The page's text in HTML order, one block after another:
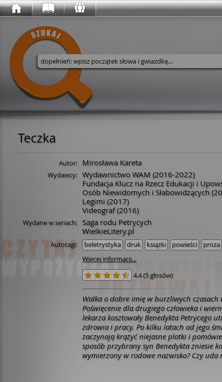
Wyszukaj w serwisie
Teczka
Autor: Mirosława Kareta
Wydawcy: Wydawnictwo WAM (2016-2022)
Fundacja Klucz na Rzecz Edukacji i
Osób Niewidomych i Słabowidzących
Legimi (2017)
Videograf(2016)
Wydane w seriach:
Saga rodu Petrycych
WielkieLitery.pl
Autotagi: beletrystyka druk książki powieści
proza
Więcej informacji...
4.4(5 głosów)
Walka o dobre imię w burzliwych czasach
Poświęcenie dla drugiego człowieka i
lekarza kosztowały Benedykta Petrycego
zdrowia i pracy. Po kilku latach od jego
zaczynają krążyć niejasne plotki i
sposób przybrany syn Benedykta zniesie
wymierzony w rodowe nazwisko? Czy uda